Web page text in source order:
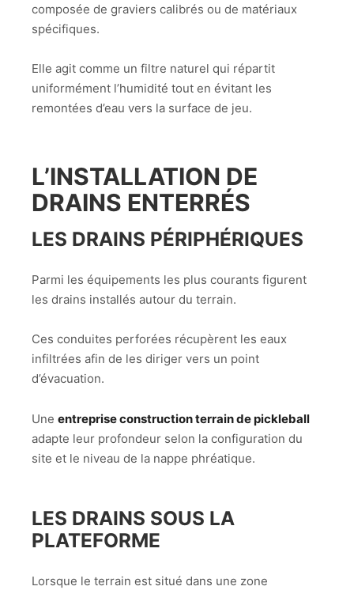
composée de graviers calibrés ou de matériaux
spécifiques.
Elle agit comme un filtre naturel qui répartit
uniformément l’humidité tout en évitant les
remontées d’eau vers la surface de jeu.
L’INSTALLATION DE
DRAINS ENTERRÉS
LES DRAINS PÉRIPHÉRIQUES
Parmi les équipements les plus courants figurent
les drains installés autour du terrain.
Ces conduites perforées récupèrent les eaux
infiltrées afin de les diriger vers un point
d’évacuation.
Une entreprise construction terrain de pickleball
adapte leur profondeur selon la configuration du
site et le niveau de la nappe phréatique.
LES DRAINS SOUS LA
PLATEFORME
Lorsque le terrain est situé dans une zone